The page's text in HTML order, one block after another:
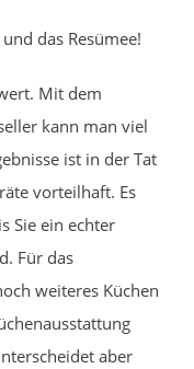
das Resümee!
Mit dem
kann man viel
ist in der Tat
vorteilhaft. Es
Sie ein echter
Für das
weiteres Küchen
aber